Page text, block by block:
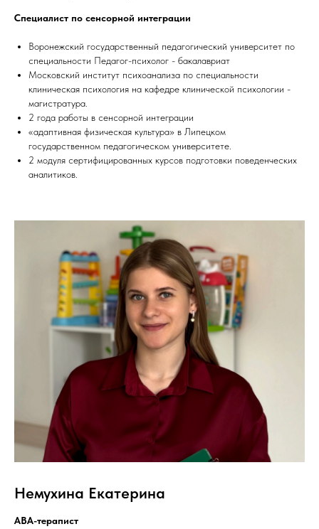
Специалист по сенсорной интеграции
Воронежский государственный педагогический университет по
специальности Педагог-психолог - бакалавриат
Московский институт психоанализа по специальности
клиническая психология на кафедре клинической психологии -
магистратура.
2 года работы в сенсорной интеграции
«адаптивная физическая культура» в Липецком
государственном педагогическом университете.
2 модуля сертифицированных курсов подготовки поведенческих
аналитиков.
Немухина Екатерина
АВА-терапист